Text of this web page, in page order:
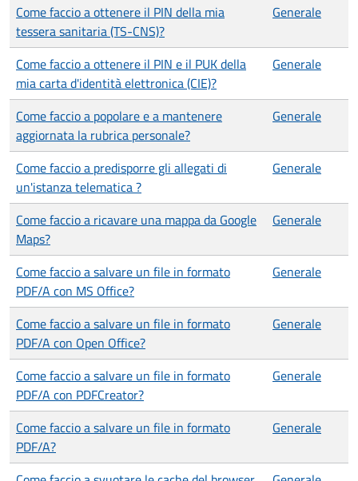
Come faccio a ottenere il PIN della mia
tessera sanitaria (TS-CNS)?
Generale
Come faccio a ottenere il PIN e il PUK della
mia carta d'identità elettronica (CIE)?
Generale
Come faccio a popolare e a mantenere
aggiornata la rubrica personale?
Generale
Come faccio a predisporre gli allegati di
un'istanza telematica ?
Generale
Come faccio a ricavare una mappa da Google
Maps?
Generale
Come faccio a salvare un file in formato
PDF/A con MS Office?
Generale
Come faccio a salvare un file in formato
PDF/A con Open Office?
Generale
Come faccio a salvare un file in formato
PDF/A con PDFCreator?
Generale
Come faccio a salvare un file in formato
PDF/A?
Generale